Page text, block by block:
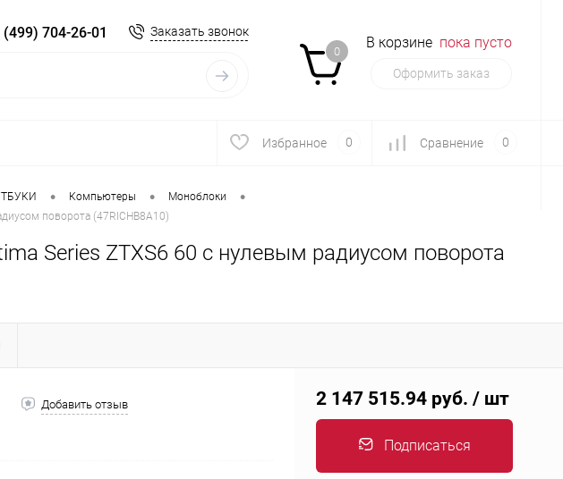
(499) 704-26-01 Заказать звонок
0
В корзине пока пусто
Оформить заказ
Избранное 0 Сравнение 0
• Компьютеры • Моноблоки •
поворота (47RICHB8A10)
Series ZTXS6 60 с нулевым радиусом поворота
Добавить отзыв 2 147 515.94 руб. / шт
Подписаться